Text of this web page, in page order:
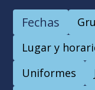
Fechas
Lugar y
Uniformes